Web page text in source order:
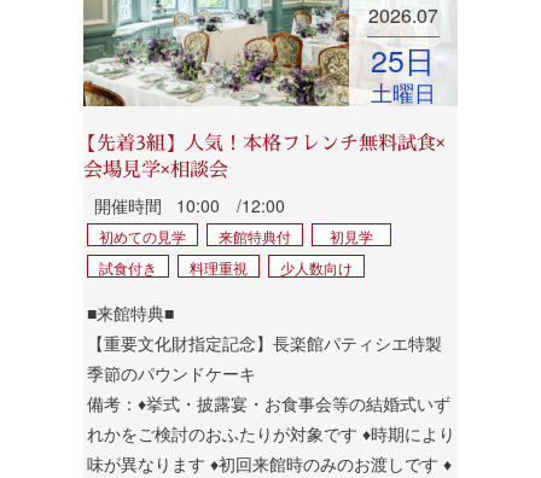
2026.07
25日
土曜日
【先着3組】人気！本格フレンチ無料試食×
会場見学×相談会
開催時間 10:00 /12:00
初めての見学 来館特典付
初見学
試食付き
料理重視 少人数向け
■来館特典■
【重要文化財指定記念】長楽館パティシエ特製
季節のパウンドケーキ
備考：♦挙式・披露宴・お食事会等の結婚式いず
れかをご検討のおふたりが対象です ♦時期により
味が異なります ♦初回来館時のみのお渡しです ♦